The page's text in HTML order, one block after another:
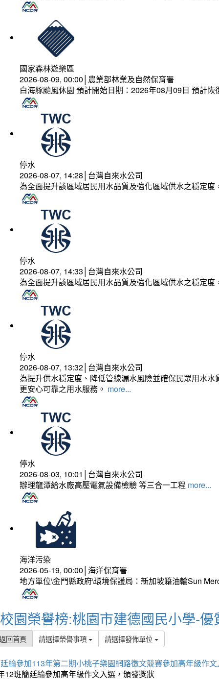
國家森林遊樂區
2026-08-09, 00:00│農業部林業及自然保育署
白海豚颱風休園 預計開始日期：2026年08月09日 預計
停水
2026-08-07, 14:28│台灣自來水公司
為全面提升該區域居民用水品質及強化區域供水之穩定
停水
2026-08-07, 14:33│台灣自來水公司
為全面提升該區域居民用水品質及強化區域供水之穩定
停水
2026-08-07, 13:32│台灣自來水公司
為提升供水穩定度、降低管線漏水風險並確保民眾用水
更安心可靠之用水服務。 more...
停水
2026-08-03, 10:01│台灣自來水公司
辦理龍潭給水廠高壓電氣設備檢驗 等三合一工程 more...
海洋污染
2026-05-19, 00:00│海洋保育署
地方單位\金門縣政府\環境保護局：新加坡籍油輪Sun
校園榮譽榜:桃園市建德國民小學-優
回首頁 請選擇榮譽事項 請選擇發佈單位
綸參加113年第二期小桃子樂園網路徵文競賽參加高年級作
12班簡廷綸參加高年級作文入選，頒發獎狀